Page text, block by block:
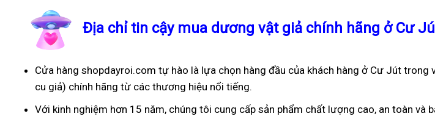
Địa chỉ tin cậy mua dương vật giả chính hãng ở Cư
Cửa hàng shopdayroi.com tự hào là lựa chọn hàng đầu của khách hàng ở Cư Jút
cu giả) chính hãng từ các thương hiệu nổi tiếng.
Với kinh nghiệm hơn 15 năm, chúng tôi cung cấp sản phẩm chất lượng cao, an toàn và